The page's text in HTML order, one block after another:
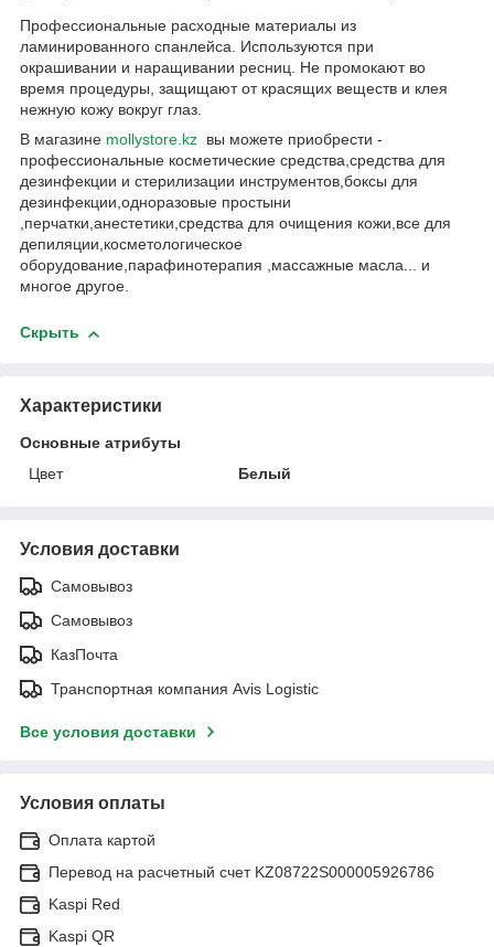
Профессиональные расходные материалы из
ламинированного спанлейса. Используются при
окрашивании и наращивании ресниц. Не промокают во
время процедуры, защищают от красящих веществ и клея
нежную кожу вокруг глаз.
В магазине mollystore.kz вы можете приобрести -
профессиональные косметические средства,средства для
дезинфекции и стерилизации инструментов,боксы для
дезинфекции,одноразовые простыни
,перчатки,анестетики,средства для очищения кожи,все для
депиляции,косметологическое
оборудование,парафинотерапия ,массажные масла... и
многое другое.
Скрыть
Характеристики
Основные атрибуты
Цвет
Белый
Условия доставки
Самовывоз
Самовывоз
КазПочта
Транспортная компания Avis Logistic
Все условия доставки
Условия оплаты
Оплата картой
Перевод на расчетный счет KZ08722S000005926786
Kaspi Red
Kaspi QR